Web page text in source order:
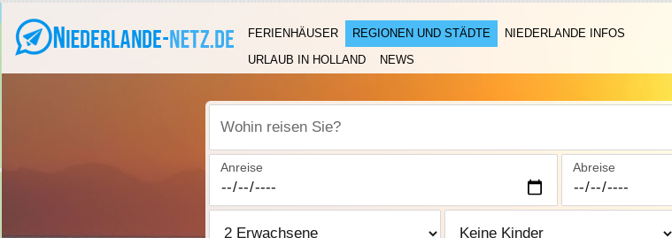
FERIENHÄUSER REGIONEN UND STÄDTE
NIEDERLANDE INFOS
URLAUB IN HOLLAND
NEWS
Wohin reisen Sie?
Anreise Abreise